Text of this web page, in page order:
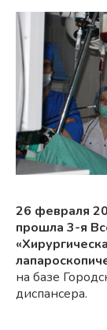
26 февраля
прошла 3-я
на базе
диспансера.